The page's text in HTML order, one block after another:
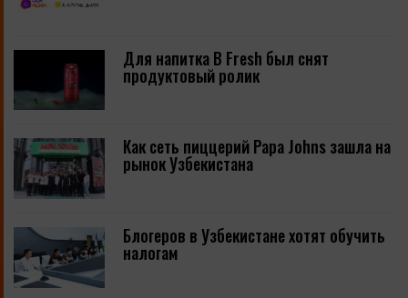
Для напитка B Fresh был снят
продуктовый ролик
Как сеть пиццерий Papa Johns зашла на
рынок Узбекистана
Блогеров в Узбекистане хотят обучить
налогам